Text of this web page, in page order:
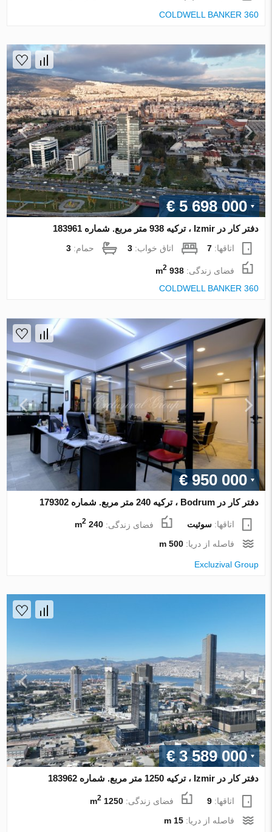
COLDWELL BANKER 360
€ 5 698 000
دفتر کار در Izmir ، ترکیه 938 متر مربع. شماره 183961
اتاقها:7 اتاق خواب:3 حمام:3
فضای زندگی:938 m
2
COLDWELL BANKER 360
€ 950 000
دفتر کار در Bodrum ، ترکیه 240 متر مربع. شماره 179302
اتاقها:سوئیت فضای زندگی:240 m
2
فاصله از دریا:500 m
Excluzival Group
€ 3 589 000
دفتر کار در Izmir ، ترکیه 1250 متر مربع. شماره 183962
اتاقها:9 فضای زندگی:1250 m
2
فاصله از دریا:15 m